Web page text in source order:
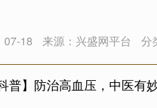
07-18 来源：兴盛网平台 分
普】防治高血压，中医有